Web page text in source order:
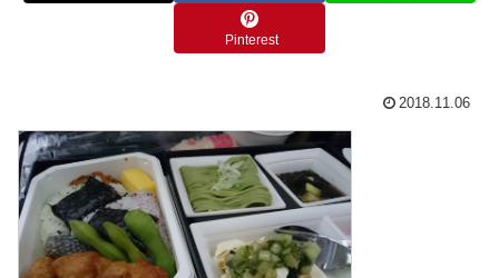
Pinterest
2018.11.06